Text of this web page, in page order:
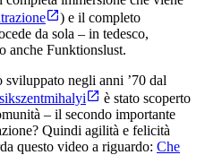
) e il completo
da sola – in tedesco,
anche Funktionslust.
sviluppato negli anni ’70 dal
è stato scoperto
– il secondo importante
Quindi agilità e felicità
questo video a riguardo: Che